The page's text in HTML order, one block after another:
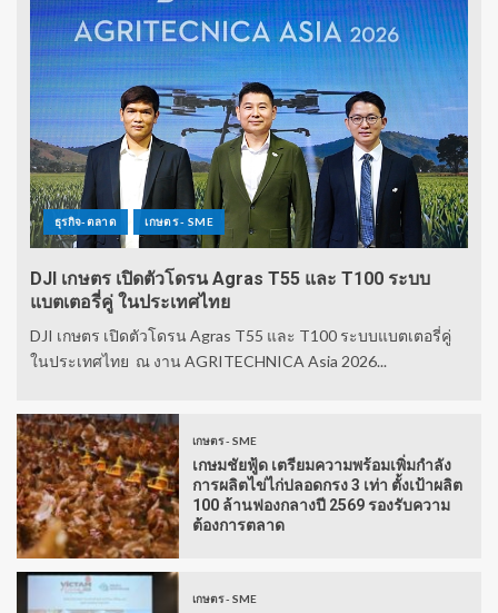
ธุรกิจ-ตลาด เกษตร - SME
DJI เกษตร เปิดตัวโดรน Agras T55 และ T100 ระบบ
แบตเตอรี่คู่ ในประเทศไทย
DJI เกษตร เปิดตัวโดรน Agras T55 และ T100 ระบบแบตเตอรี่คู่
ในประเทศไทย ณ งาน AGRITECHNICA Asia 2026...
เกษตร - SME
เกษมชัยฟู้ด เตรียมความพร้อมเพิ่มกำลัง
การผลิตไข่ไก่ปลอดกรง 3 เท่า ตั้งเป้าผลิต
100 ล้านฟองกลางปี 2569 รองรับความ
ต้องการตลาด
เกษตร - SME